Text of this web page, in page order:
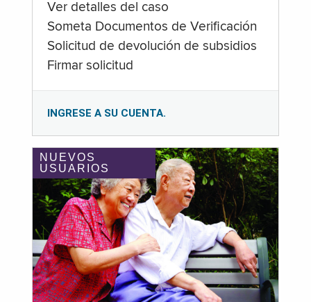
Ver detalles del caso
Someta Documentos de Verificación
Solicitud de devolución de subsidios
Firmar solicitud
INGRESE A SU CUENTA.
NUEVOS
USUARIOS